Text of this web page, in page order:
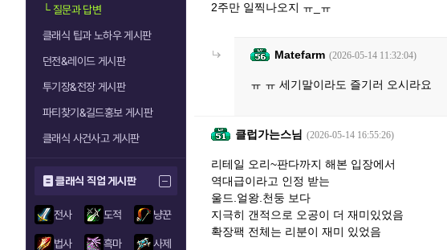
└질문과 답변
클래식 팁과 노하우 게시판
던전&레이드 게시판
투기장&전장 게시판
파티찾기&길드홍보 게시판
클래식 사건사고 게시판
클래식 직업 게시판
전사 도적 냥꾼
법사 흑마 사제
2주만 일찍나오지 ㅠ_ㅠ
Matefarm (2026-05-14 11:32:04)
ㅠ ㅠ 세기말이라도 즐기러 오시라요
클럽가는스님 (2026-05-14 16:55:26)
리테일 오리~판다까지 해본 입장에서
역대급이라고 인정 받는
울드.얼왕.천둥 보다
지극히 갠적으로 오공이 더 재미있었음
확장팩 전체는 리분이 재미 있었음